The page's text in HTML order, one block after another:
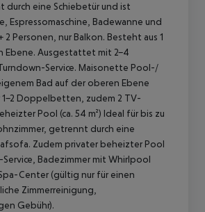
durch eine Schiebetür und ist
Badewanne und
2 Personen, nur Balkon. Besteht aus 1
Ebene. Ausgestattet mit 2-4
Service. Maisonette Pool-/
Bad auf der oberen Ebene
2 Doppelbetten, zudem 2 TV-
Pool (ca. 54 m²) Ideal für bis zu
getrennt durch eine
Zudem privater beheizter Pool
Service, Badezimmer mit Whirlpool
Center (gültig nur für einen
Zimmerreinigung,
Gebühr).